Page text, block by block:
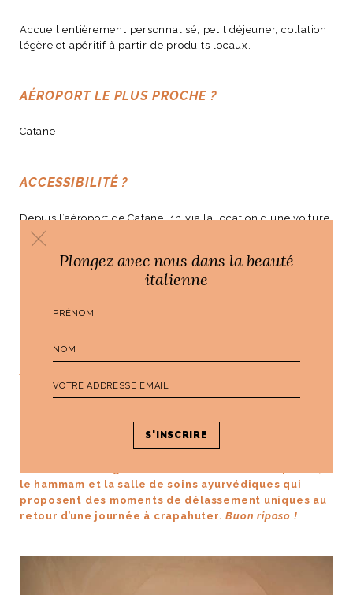
Accueil entièrement personnalisé, petit déjeuner, collation
légère et apéritif à partir de produits locaux.
AÉROPORT LE PLUS PROCHE ?
Catane
ACCESSIBILITÉ ?
Depuis l’aéroport de Catane, 1h via la location d’une voiture
ou via un chauffeur privé commandé par Lùme.
Chambre double avec petit déjeuner à partir de 210€/nuit.
le hammam et la salle de soins ayurvédiques qui
proposent des moments de délassement uniques au
retour d’une journée à crapahuter.Buon riposo !
Plongez avec nous dans la beauté
italienne